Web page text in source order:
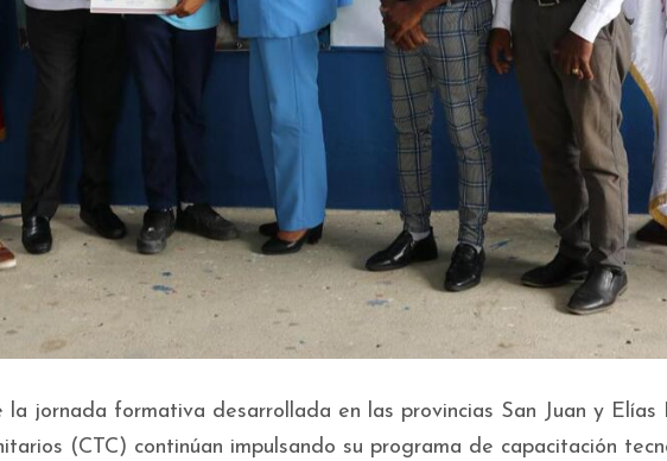
la jornada formativa desarrollada en las provincias San Juan y Elías
(CTC) continúan impulsando su programa de capacitación